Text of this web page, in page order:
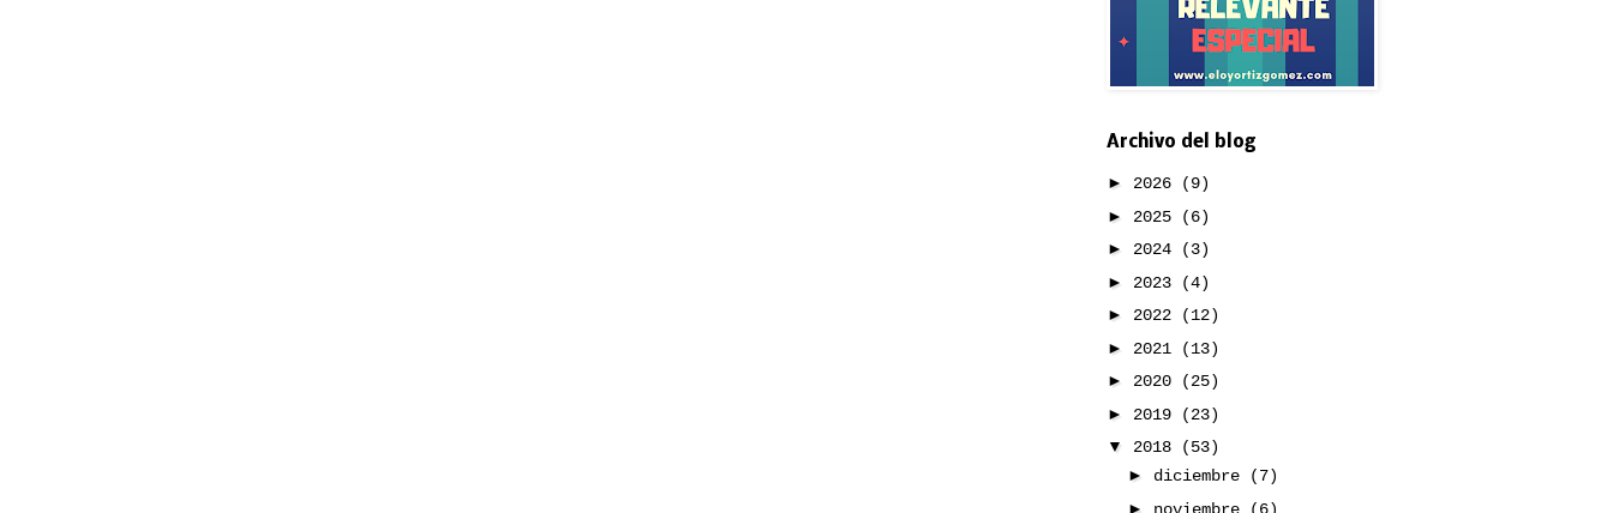
Archivo del blog
► 2026
(9)
► 2025
(6)
► 2024
(3)
► 2023
(4)
► 2022
(12)
► 2021
(13)
► 2020
(25)
► 2019
(23)
▼ 2018
(53)
► diciembre
(7)
► noviembre (6)